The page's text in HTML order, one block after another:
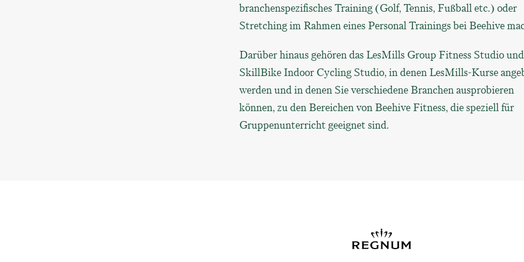
branchenspezifisches Training (Golf, Tennis, Fußball etc.) oder
Stretching im Rahmen eines Personal Trainings bei Beehive
Darüber hinaus gehören das LesMills Group Fitness Studio
SkillBike Indoor Cycling Studio, in denen LesMills-Kurse
werden und in denen Sie verschiedene Branchen ausprobieren
können, zu den Bereichen von Beehive Fitness, die speziell für
Gruppenunterricht geeignet sind.